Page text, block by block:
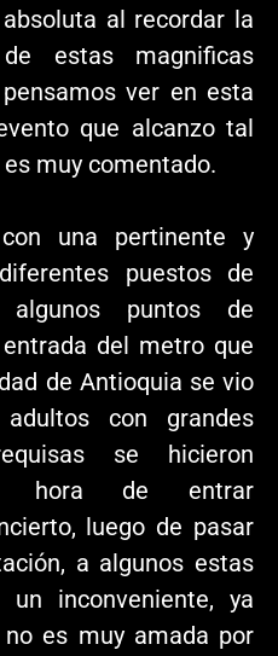
al recordar la
estas magnificas
ver en esta
que alcanzo tal
muy comentado.
una pertinente y
puestos de
puntos de
del metro que
de Antioquia se vio
con grandes
se hicieron
hora de entrar
luego de pasar
a algunos estas
un inconveniente, ya
es muy amada por